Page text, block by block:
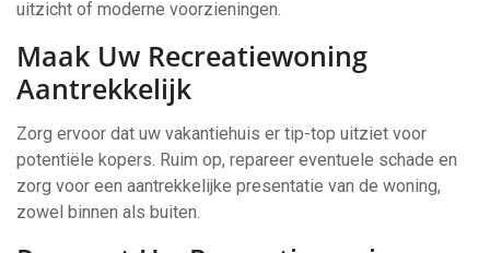
uitzicht of moderne voorzieningen.
Maak Uw Recreatiewoning
Aantrekkelijk
Zorg ervoor dat uw vakantiehuis er tip-top uitziet voor
potentiële kopers. Ruim op, repareer eventuele schade en
zorg voor een aantrekkelijke presentatie van de woning,
zowel binnen als buiten.